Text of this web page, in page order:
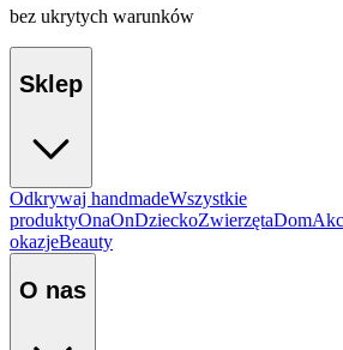
bez ukrytych warunków
Sklep
Odkrywaj handmadeWszystkie
produktyOnaOnDzieckoZwierzętaDom
okazjeBeauty
O nas